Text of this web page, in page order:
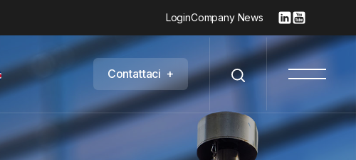
LoginCompany News
Contattaci +